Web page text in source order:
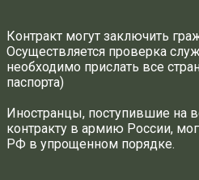
Контракт могут заключить
Осуществляется проверка
необходимо прислать все
паспорта)
Иностранцы, поступившие на
контракту в армию России,
РФ в упрощенном порядке.